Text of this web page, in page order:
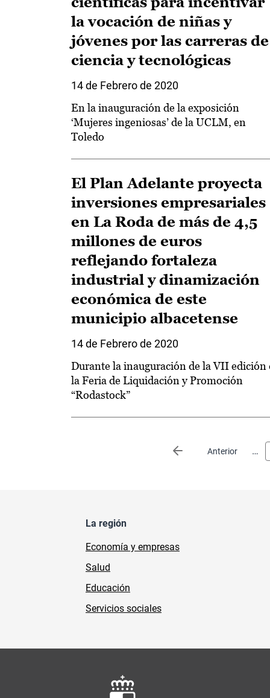
la vocación de niñas y
jóvenes por las carreras de
ciencia y tecnológicas
14 de Febrero de 2020
En la inauguración de la exposición
‘Mujeres ingeniosas’ de la UCLM, en
Toledo
El Plan Adelante proyecta
inversiones empresariales
en La Roda de más de 4,5
millones de euros
reflejando fortaleza
industrial y dinamización
económica de este
municipio albacetense
14 de Febrero de 2020
Durante la inauguración de la VII edición
la Feria de Liquidación y Promoción
“Rodastock”
Anterior
Página anterior …
La región
Economía y empresas
Salud
Educación
Servicios sociales